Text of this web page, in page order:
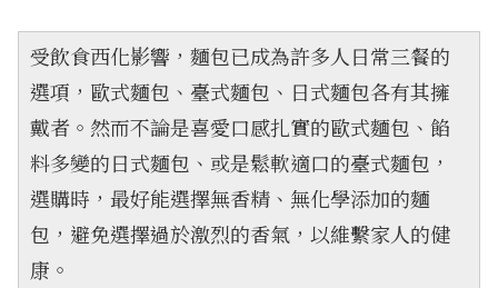
受飲食西化影響，麵包已成為許多人日常三餐的
選項，歐式麵包、臺式麵包、日式麵包各有其擁
戴者。然而不論是喜愛口感扎實的歐式麵包、餡
料多變的日式麵包、或是鬆軟適口的臺式麵包，
選購時，最好能選擇無香精、無化學添加的麵
包，避免選擇過於激烈的香氣，以維繫家人的健
康。